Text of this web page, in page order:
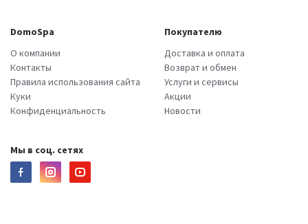
DomoSpa
О компании
Контакты
Правила использования сайта
Куки
Конфиденциальность
Покупателю
Доставка и оплата
Возврат и обмен
Услуги и сервисы
Акции
Новости
Мы в соц. сетях